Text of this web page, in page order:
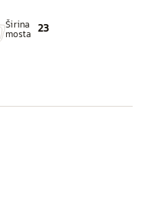
Širina
mosta 23